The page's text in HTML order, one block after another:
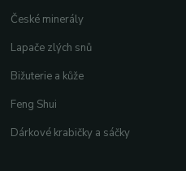
České minerály
Lapače zlých snů
Bižuterie a kůže
Feng Shui
Dárkové krabičky a sáčky